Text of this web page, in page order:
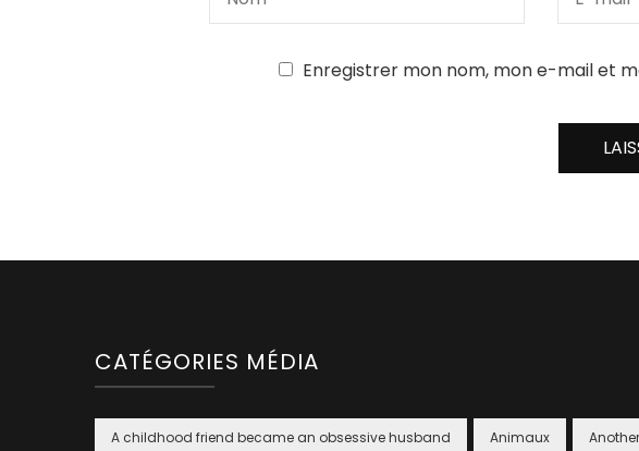
Enregistrer mon nom, mon e-mail et
CATÉGORIES MÉDIA
A childhood friend became an obsessive husband Animaux